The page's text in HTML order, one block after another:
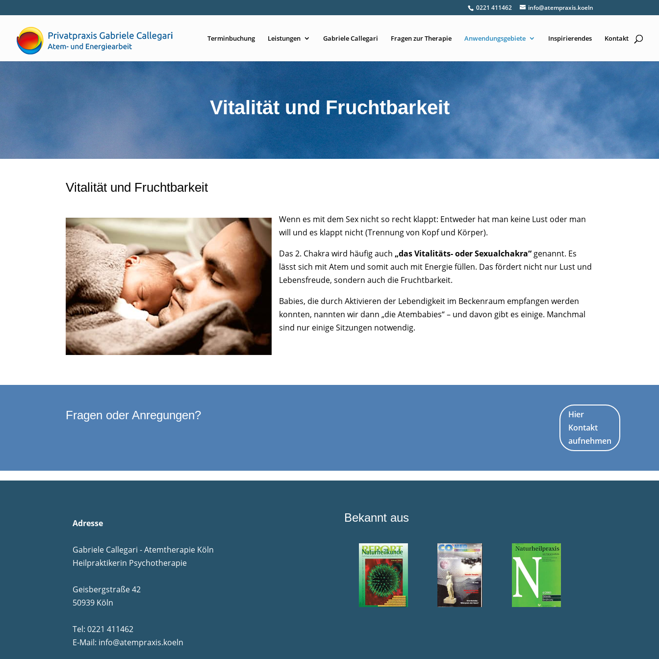
0221 411462 info@atempraxis.koeln
Terminbuchung Leistungen Gabriele Callegari Fragen zur Therapie Anwendungsgebiete Inspirierendes Kontakt
Vitalität und Fruchtbarkeit
Vitalität und Fruchtbarkeit
Wenn es mit dem Sex nicht so recht klappt: Entweder hat man keine Lust oder man
will und es klappt nicht (Trennung von Kopf und Körper).
Das 2. Chakra wird häufig auch „das Vitalitäts- oder Sexualchakra“ genannt. Es
lässt sich mit Atem und somit auch mit Energie füllen. Das fördert nicht nur Lust und
Lebensfreude, sondern auch die Fruchtbarkeit.
Babies, die durch Aktivieren der Lebendigkeit im Beckenraum empfangen werden
konnten, nannten wir dann „die Atembabies“ – und davon gibt es einige. Manchmal
sind nur einige Sitzungen notwendig.
Fragen oder Anregungen?
Hier
Kontakt
aufnehmen
Adresse
Gabriele Callegari - Atemtherapie Köln
Heilpraktikerin Psychotherapie
Geisbergstraße 42
50939 Köln
Tel:0221 411462
E-Mail: info@atempraxis.koeln
Bekannt aus